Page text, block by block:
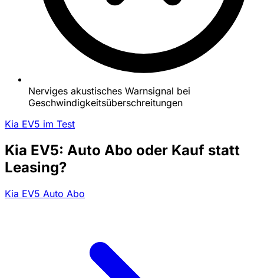
Nerviges akustisches Warnsignal bei
Geschwindigkeitsüberschreitungen
Kia EV5 im Test
Kia EV5: Auto Abo oder Kauf statt
Leasing?
Kia EV5 Auto Abo